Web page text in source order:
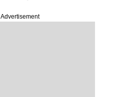
Advertisement